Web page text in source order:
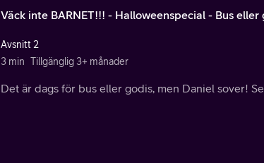
Väck inte BARNET!!! - Halloweenspecial - Bus eller
Avsnitt 2
3 min Tillgänglig 3+ månader
Det är dags för bus eller godis, men Daniel sover!